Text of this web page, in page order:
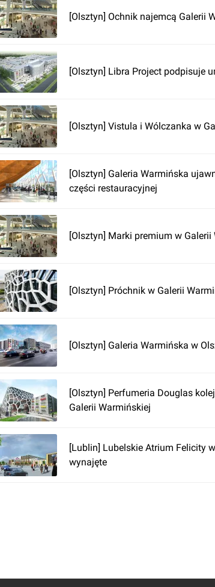
[Olsztyn] Ochnik najemcą Galerii
[Olsztyn] Libra Project podpisuje
[Olsztyn] Vistula i Wólczanka w
[Olsztyn] Galeria Warmińska
części restauracyjnej
[Olsztyn] Marki premium w Galerii
[Olsztyn] Próchnik w Galerii
[Olsztyn] Galeria Warmińska w
[Olsztyn] Perfumeria Douglas
Galerii Warmińskiej
[Lublin] Lubelskie Atrium Felicity
wynajęte